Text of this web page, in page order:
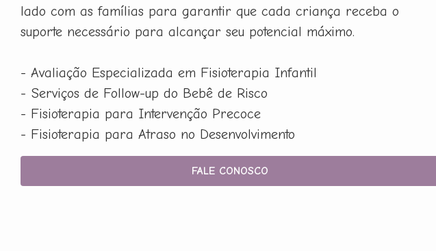
lado com as famílias para garantir que cada criança receba o
suporte necessário para alcançar seu potencial máximo.
- Avaliação Especializada em Fisioterapia Infantil
- Serviços de Follow-up do Bebê de Risco
- Fisioterapia para Intervenção Precoce
- Fisioterapia para Atraso no Desenvolvimento
FALE CONOSCO